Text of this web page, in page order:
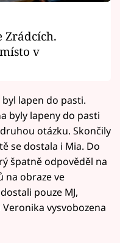
Zrádcích.
v
lapen do pasti.
byly lapeny do pasti
otázku. Skončily
se dostala i Mia. Do
špatně odpověděl na
na obraze ve
pouze MJ,
vysvobozena